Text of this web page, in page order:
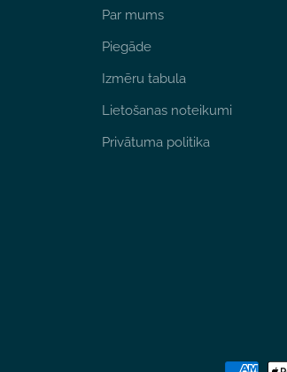
Par mums
Piegāde
Izmēru tabula
Lietošanas noteikumi
Privātuma politika